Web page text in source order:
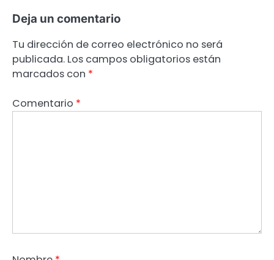
Deja un comentario
Tu dirección de correo electrónico no será
publicada. Los campos obligatorios están
marcados con *
Comentario *